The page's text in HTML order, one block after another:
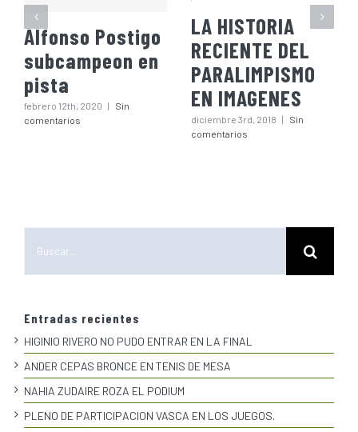
Alfonso Postigo
subcampeon en
pista
febrero 12th, 2020 |
Sin
comentarios
LA HISTORIA
RECIENTE DEL
PARALIMPISMO
EN IMAGENES
diciembre 3rd, 2018 |
Sin
comentarios
Entradas recientes
HIGINIO RIVERO NO PUDO ENTRAR EN LA FINAL
ANDER CEPAS BRONCE EN TENIS DE MESA
NAHIA ZUDAIRE ROZA EL PODIUM
PLENO DE PARTICIPACION VASCA EN LOS JUEGOS.